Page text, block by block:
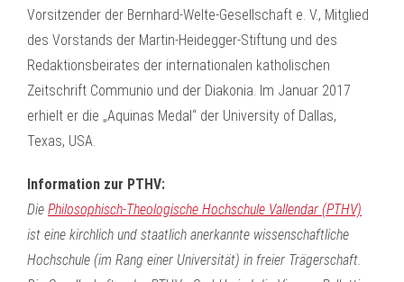
Vorsitzender der Bernhard-Welte-Gesellschaft e. V., Mitglied
des Vorstands der Martin-Heidegger-Stiftung und des
Redaktionsbeirates der internationalen katholischen
Zeitschrift Communio und der Diakonia. Im Januar 2017
erhielt er die „Aquinas Medal“ der University of Dallas,
Texas, USA.
Information zur PTHV:
Die Philosophisch-Theologische Hochschule Vallendar (PTHV)
ist eine kirchlich und staatlich anerkannte wissenschaftliche
Hochschule (im Rang einer Universität) in freier Trägerschaft.